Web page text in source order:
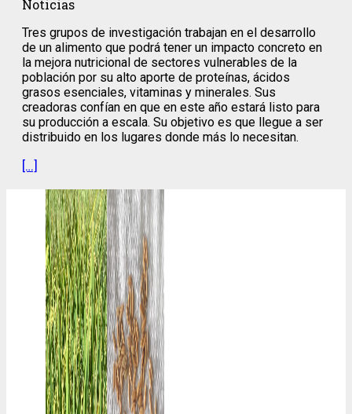
Noticias
Tres grupos de investigación trabajan en el desarrollo
de un alimento que podrá tener un impacto concreto en
la mejora nutricional de sectores vulnerables de la
población por su alto aporte de proteínas, ácidos
grasos esenciales, vitaminas y minerales. Sus
creadoras confían en que en este año estará listo para
su producción a escala. Su objetivo es que llegue a ser
distribuido en los lugares donde más lo necesitan.
[…]